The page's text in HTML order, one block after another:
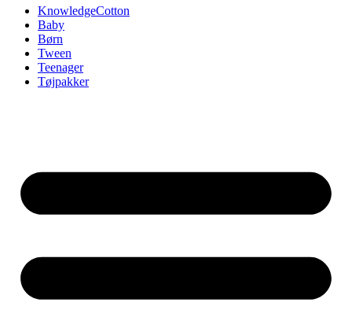
KnowledgeCotton
Baby
Børn
Tween
Teenager
Tøjpakker